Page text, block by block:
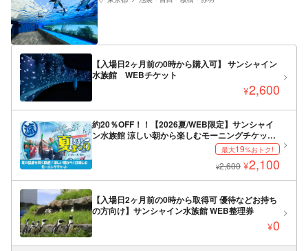
【入場日2ヶ月前の0時から購入可】 サンシャイン
水族館 WEBチケット
¥2,600
約20％OFF！！【2026夏/WEB限定】サンシャイ
ン水族館 涼しい朝から楽しむモーニングチケット
最大19%おトク!
¥2,600 ¥2,100
【入場日2ヶ月前の0時から取得可 優待などお持ち
の方向け】サンシャイン水族館 WEB整理券
¥0